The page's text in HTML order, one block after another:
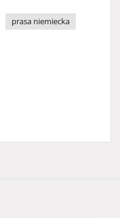
prasa niemiecka